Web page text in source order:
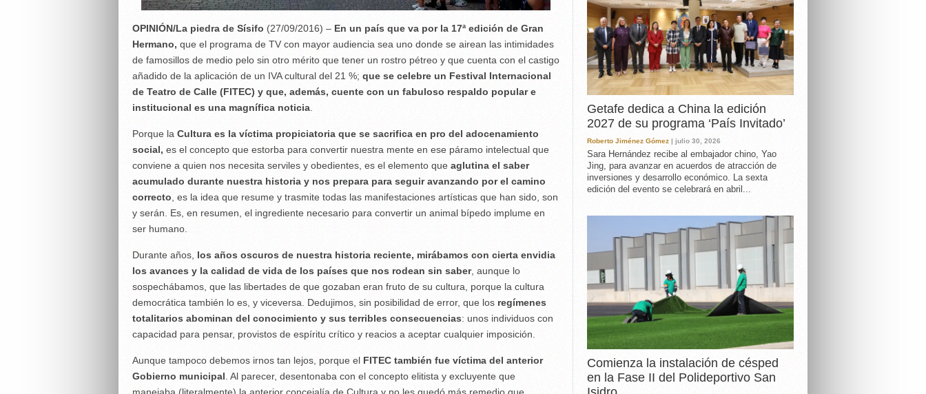
OPINIÓN/La piedra de Sísifo (27/09/2016) – En un país que va por la 17ª edición de Gran
Hermano, que el programa de TV con mayor audiencia sea uno donde se airean las intimidades
de famosillos de medio pelo sin otro mérito que tener un rostro pétreo y que cuenta con el castigo
añadido de la aplicación de un IVA cultural del 21 %; que se celebre un Festival Internacional
de Teatro de Calle (FITEC) y que, además, cuente con un fabuloso respaldo popular e
institucional es una magnífica noticia
Porque la Cultura es la víctima propiciatoria que se sacrifica en pro del adocenamiento
social, es el concepto que estorba para convertir nuestra mente en ese páramo intelectual que
conviene a quien nos necesita serviles y obedientes, es el elemento que aglutina el saber
acumulado durante nuestra historia y nos prepara para seguir avanzando por el camino
correcto , es la idea que resume y trasmite todas las manifestaciones artísticas que han sido, son
y serán. Es, en resumen, el ingrediente necesario para convertir un animal bípedo implume en
ser humano.
Durante años, los años oscuros de nuestra historia reciente, mirábamos con cierta envidia
los avances y la calidad de vida de los países que nos rodean sin saber, aunque lo
sospechábamos, que las libertades de que gozaban eran fruto de su cultura, porque la cultura
democrática también lo es, y viceversa. Dedujimos, sin posibilidad de error, que los regímenes
totalitarios abominan del conocimiento y sus terribles consecuencias: unos individuos con
capacidad para pensar, provistos de espíritu crítico y reacios a aceptar cualquier imposición.
Aunque tampoco debemos irnos tan lejos, porque el FITEC también fue víctima del anterior
Gobierno municipal . Al parecer, desentonaba con el concepto elitista y excluyente que
Getafe dedica a China la edición
2027 de su programa ‘País Invitado’
Roberto Jiménez Gómez | julio 30, 2026
Sara Hernández recibe al embajador chino, Yao
Jing, para avanzar en acuerdos de atracción de
inversiones y desarrollo económico. La sexta
edición del evento se celebrará en abril...
Comienza la instalación de césped
en la Fase II del Polideportivo San